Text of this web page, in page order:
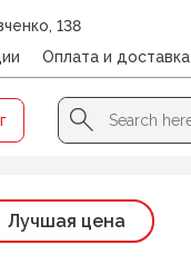
138
Оплата и доставка
Search
for:
Search Button
Лучшая цена